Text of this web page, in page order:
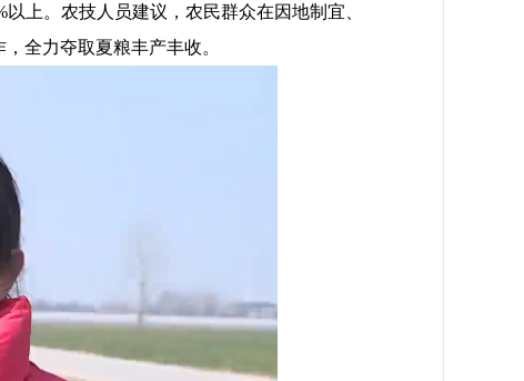
上。农技人员建议，农民群众在因地制宜、
全力夺取夏粮丰产丰收。